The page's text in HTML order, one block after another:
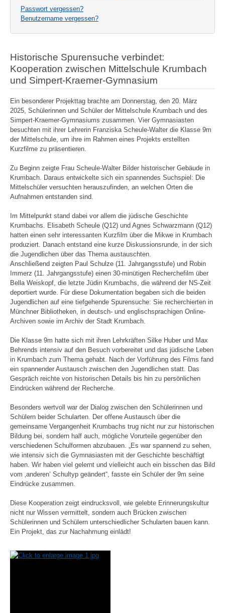
Passwort vergessen?
Benutzername vergessen?
Historische Spurensuche verbindet:
Kooperation zwischen Mittelschule Krumbach
und Simpert-Kraemer-Gymnasium
Ein besonderer Projekttag brachte am Donnerstag, den 20. März
2025, Schülerinnen und Schüler der Mittelschule Krumbach und des
Simpert-Kraemer-Gymnasiums zusammen. Vier Gymnasiasten
besuchten mit ihrer Lehrerin Franziska Scheule-Walter die Klasse 9m
der Mittelschule, um ihre im Rahmen eines Projekts erstellten
Kurzfilme zu präsentieren.
Zu Beginn zeigte Frau Scheule-Walter Bilder historischer Gebäude in
Krumbach. Daraus entwickelte sich ein spannendes Suchspiel: Die
Mittelschüler versuchten herauszufinden, an welchen Orten die
Aufnahmen entstanden sind.
Im Mittelpunkt stand dabei vor allem die jüdische Geschichte
Krumbachs. Elisabeth Scheule (Q12) und Agnes Schwarzmann (Q12)
hatten einen sehr interessanten Kurzfilm über die Mikwe in Krumbach
produziert. Danach entstand eine kurze Diskussionsrunde, in der sich
die Jugendlichen über das Thema austauschten.
Anschließend zeigten Paul Schulze (11. Jahrgangsstufe) und Robin
Immerz (11. Jahrgangsstufe) einen 30-minütigen Recherchefilm über
Bella Weiskopf, die letzte Jüdin Krumbachs, die während der NS-Zeit
deportiert wurde. Für diese Dokumentation begaben sich die beiden
Jugendlichen auf eine tiefgehende Spurensuche: Sie recherchierten in
Münchner Bibliotheken, in deutsch- und englischsprachigen Online-
Archiven sowie im Archiv der Stadt Krumbach.
Die Klasse 9m hatte sich mit ihren Lehrkräften Silke Huber und Max
Behrends intensiv auf den Besuch vorbereitet und das jüdische Leben
in Krumbach zum Thema gehabt. Nach der Vorführung des Films fand
ein spannender Austausch zwischen den Jugendlichen statt. Das
Gespräch reichte von historischen Details bis hin zu persönlichen
Eindrücken während der Recherche.
Besonders wertvoll war der Dialog zwischen den Schülerinnen und
Schülern beider Schularten. Der offene Austausch über die
gemeinsame Vergangenheit Krumbachs trug nicht nur zur historischen
Bildung bei, sondern half auch, mögliche Vorurteile gegenüber den
verschiedenen Schulformen abzubauen. „Es war spannend zu sehen,
wie intensiv sich die Gymnasiasten mit der Geschichte beschäftigt
haben. Wir haben viel gelernt und vielleicht auch ein bisschen das Bild
vom ‚anderen‘ Schultyp geändert“, fasste ein Schüler der 9m seine
Eindrücke zusammen.
Diese Kooperation zeigt eindrucksvoll, wie gelebte Erinnerungskultur
nicht nur Wissen vermittelt, sondern auch Brücken zwischen
Schülerinnen und Schülern unterschiedlicher Schularten bauen kann.
Ein Projekt, das zur Nachahmung einlädt!